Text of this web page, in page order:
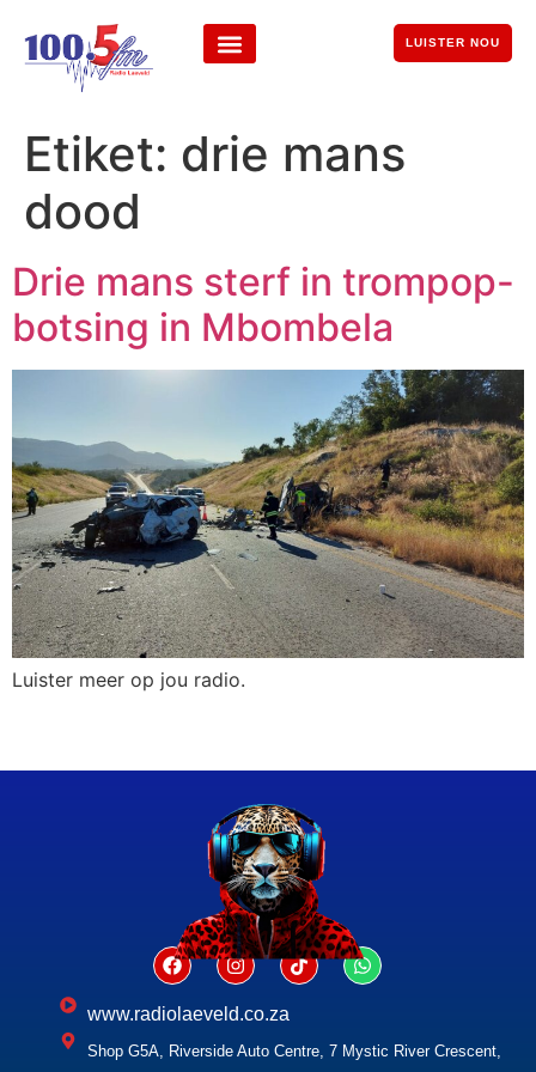
LUISTER NOU
Etiket: drie mans
dood
Drie mans sterf in trompop-
botsing in Mbombela
Luister meer op jou radio.
www.radiolaeveld.co.za
Shop G5A, Riverside Auto Centre, 7 Mystic River Crescent,